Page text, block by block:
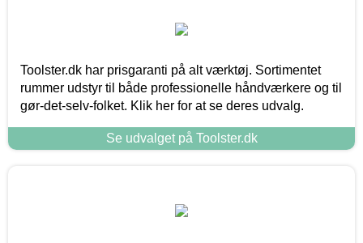
Toolster.dk har prisgaranti på alt værktøj. Sortimentet
rummer udstyr til både professionelle håndværkere og til
gør-det-selv-folket. Klik her for at se deres udvalg.
Se udvalget på Toolster.dk